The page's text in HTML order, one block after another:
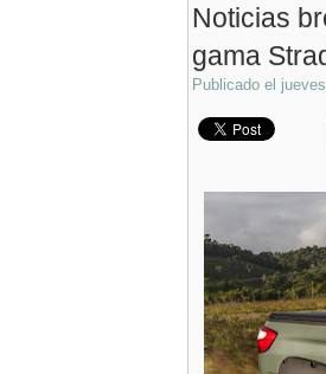
Noticias
gama
Publicado el